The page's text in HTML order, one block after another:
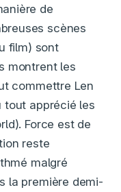
de
scènes
film) sont
montrent les
commettre Len
tout apprécié les
Force est de
reste
malgré
la première demi-